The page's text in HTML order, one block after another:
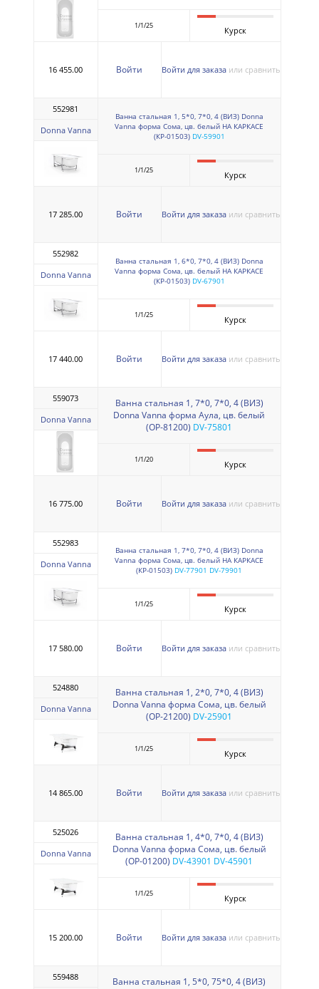
1/1/25 Курск
16 455.00 Войти Войти для заказа или сравнить
552981
Donna Vanna
Ванна стальная 1, 5*0, 7*0, 4 (ВИЗ) Donna
Vanna форма Сома, цв. белый НА КАРКАСЕ
(КР-01503) DV-59901
1/1/25 Курск
17 285.00 Войти Войти для заказа или сравнить
552982
Donna Vanna
Ванна стальная 1, 6*0, 7*0, 4 (ВИЗ) Donna
Vanna форма Сома, цв. белый НА КАРКАСЕ
(КР-01503) DV-67901
1/1/25 Курск
17 440.00 Войти Войти для заказа или сравнить
559073
Donna Vanna
Ванна стальная 1, 7*0, 7*0, 4 (ВИЗ)
Donna Vanna форма Аула, цв. белый
(ОР-81200) DV-75801
1/1/20 Курск
16 775.00 Войти Войти для заказа или сравнить
552983
Donna Vanna
Ванна стальная 1, 7*0, 7*0, 4 (ВИЗ) Donna
Vanna форма Сома, цв. белый НА КАРКАСЕ
(КР-01503) DV-77901 DV-79901
1/1/25 Курск
17 580.00 Войти Войти для заказа или сравнить
524880
Donna Vanna
Ванна стальная 1, 2*0, 7*0, 4 (ВИЗ)
Donna Vanna форма Сома, цв. белый
(ОР-21200) DV-25901
1/1/25 Курск
14 865.00 Войти Войти для заказа или сравнить
525026
Donna Vanna
Ванна стальная 1, 4*0, 7*0, 4 (ВИЗ)
Donna Vanna форма Сома, цв. белый
(ОР-01200) DV-43901 DV-45901
1/1/25 Курск
15 200.00 Войти Войти для заказа или сравнить
559488
Ванна стальная 1, 5*0, 75*0, 4 (ВИЗ)